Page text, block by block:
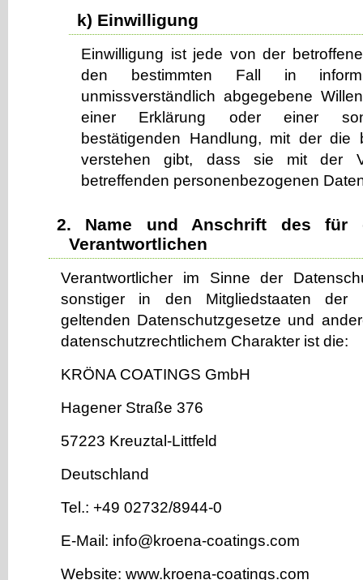
k) Einwilligung
Einwilligung ist jede von der
den bestimmten Fall in
unmissverständlich abgegebene
einer Erklärung oder einer
bestätigenden Handlung, mit der die
verstehen gibt, dass sie mit der
betreffenden personenbezogenen
2. Name und Anschrift des für
Verantwortlichen
Verantwortlicher im Sinne der
sonstiger in den Mitgliedstaaten der
geltenden Datenschutzgesetze und
datenschutzrechtlichem Charakter ist die:
KRÖNA COATINGS GmbH
Hagener Straße 376
57223 Kreuztal-Littfeld
Deutschland
Tel.: +49 02732/8944-0
E-Mail: info@kroena-coatings.com
Website: www.kroena-coatings.com